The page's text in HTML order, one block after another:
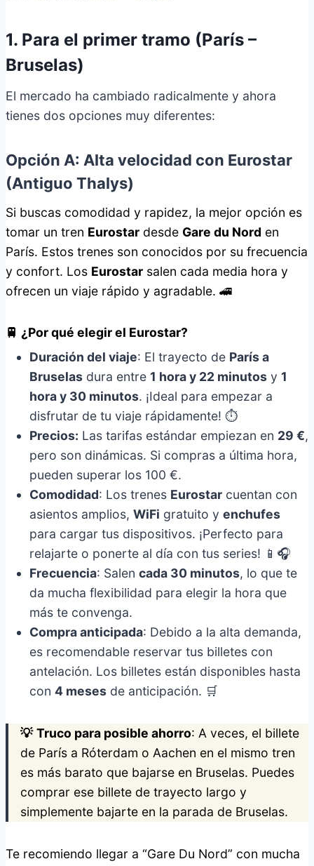
1. Para el primer tramo (París –
Bruselas)
El mercado ha cambiado radicalmente y ahora
tienes dos opciones muy diferentes:
Opción A: Alta velocidad con Eurostar
(Antiguo Thalys)
Si buscas comodidad y rapidez, la mejor opción es
tomar un tren Eurostar desde Gare du Nord en
París. Estos trenes son conocidos por su frecuencia
y confort. Los Eurostar salen cada media hora y
ofrecen un viaje rápido y agradable. 🚄
🚆 ¿Por qué elegir el Eurostar?
Duración del viaje: El trayecto de París a
Bruselas dura entre 1 hora y 22 minutos y 1
hora y 30 minutos. ¡Ideal para empezar a
disfrutar de tu viaje rápidamente! ⏱️
Precios: Las tarifas estándar empiezan en 29 €,
pero son dinámicas. Si compras a última hora,
pueden superar los 100 €.
Comodidad: Los trenes Eurostar cuentan con
asientos amplios, WiFi gratuito y enchufes
para cargar tus dispositivos. ¡Perfecto para
relajarte o ponerte al día con tus series! 📱🎧
Frecuencia: Salen cada 30 minutos, lo que te
da mucha flexibilidad para elegir la hora que
más te convenga.
Compra anticipada: Debido a la alta demanda,
es recomendable reservar tus billetes con
antelación. Los billetes están disponibles hasta
con 4 meses de anticipación. 🛒
💡 Truco para posible ahorro: A veces, el billete
de París a Róterdam o Aachen en el mismo tren
es más barato que bajarse en Bruselas. Puedes
comprar ese billete de trayecto largo y
simplemente bajarte en la parada de Bruselas.
Te recomiendo llegar a “Gare Du Nord” con mucha